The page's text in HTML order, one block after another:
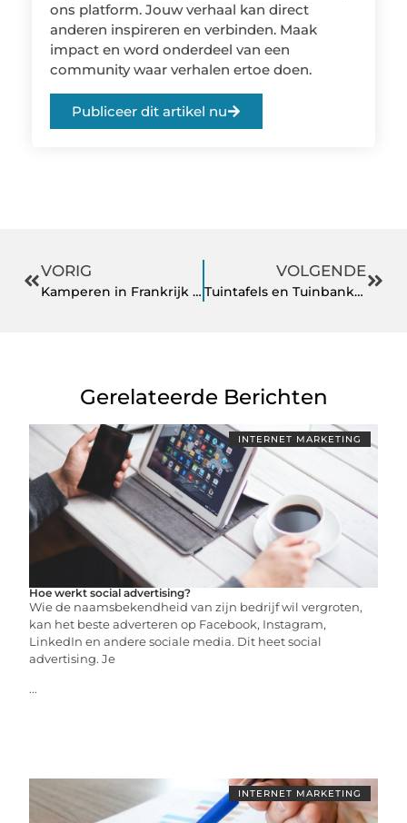
ons platform. Jouw verhaal kan direct
anderen inspireren en verbinden. Maak
impact en word onderdeel van een
community waar verhalen ertoe doen.
Publiceer dit artikel nu
VORIG
Kamperen in Frankrijk – ontdek de veelzijdige regio’s en geniet van glamping
VOLGENDE
Tuintafels en Tuinbanken: Creëer de Perfecte Buitenruimte
Gerelateerde Berichten
INTERNET MARKETING
Hoe werkt social advertising?
Wie de naamsbekendheid van zijn bedrijf wil vergroten,
kan het beste adverteren op Facebook, Instagram,
LinkedIn en andere sociale media. Dit heet social
advertising. Je
...
INTERNET MARKETING